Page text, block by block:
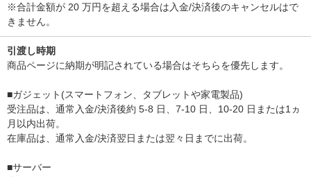
※合計金額が 20 万円を超える場合は入金/決済後のキャンセルはで
きません。
引渡し時期
商品ページに納期が明記されている場合はそちらを優先します。
■ガジェット(スマートフォン、タブレットや家電製品)
受注品は、通常入金/決済後約 5-8 日、7-10 日、10-20 日または1ヵ
月以内出荷。
在庫品は、通常入金/決済翌日または翌々日までに出荷。
■サーバー